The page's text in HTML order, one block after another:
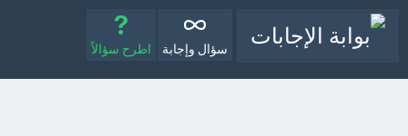
سؤال وإجابة اطرح سؤالاً